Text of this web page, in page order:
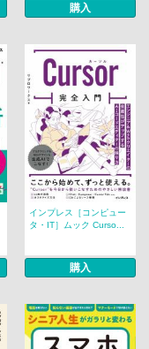
購入
インプレス［コンピュー
タ・IT］ムック Curso...
購入